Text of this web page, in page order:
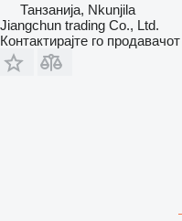
Танзанија, Nkunjila
Jiangchun trading Co., Ltd.
Контактирајте го продавачот